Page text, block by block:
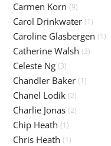
Carmen Korn (9)
Carol Drinkwater (1)
Caroline Glasbergen (1)
Catherine Walsh (3)
Celeste Ng (3)
Chandler Baker (1)
Chanel Lodik (2)
Charlie Jonas (2)
Chip Heath (1)
Chris Heath (1)